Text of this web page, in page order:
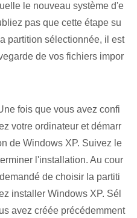
‌le nouveau système d'e
pas que cette étape su
partition sélectionnée, il est
de vos fichiers impor
fois que vous avez confi
votre ordinateur et démarr
de Windows XP. Suivez le
l'installation. ​Au cour
de ⁢choisir la partiti
installer Windows XP. Sél
avez créée précédemment